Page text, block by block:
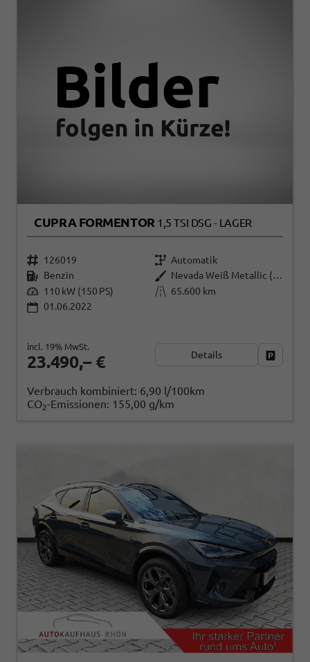
CUPRA FORMENTOR 1,5 TSI DSG - LAGER
126019
Automatik
Benzin
Nevada Weiß Metallic (2Y)
110 kW (150 PS)
65.600 km
01.06.2022
23.490,– €
incl. 19% MwSt.
Details
Verbrauch kombiniert: 6,90 l/100km
CO2-Emissionen: 155,00 g/km